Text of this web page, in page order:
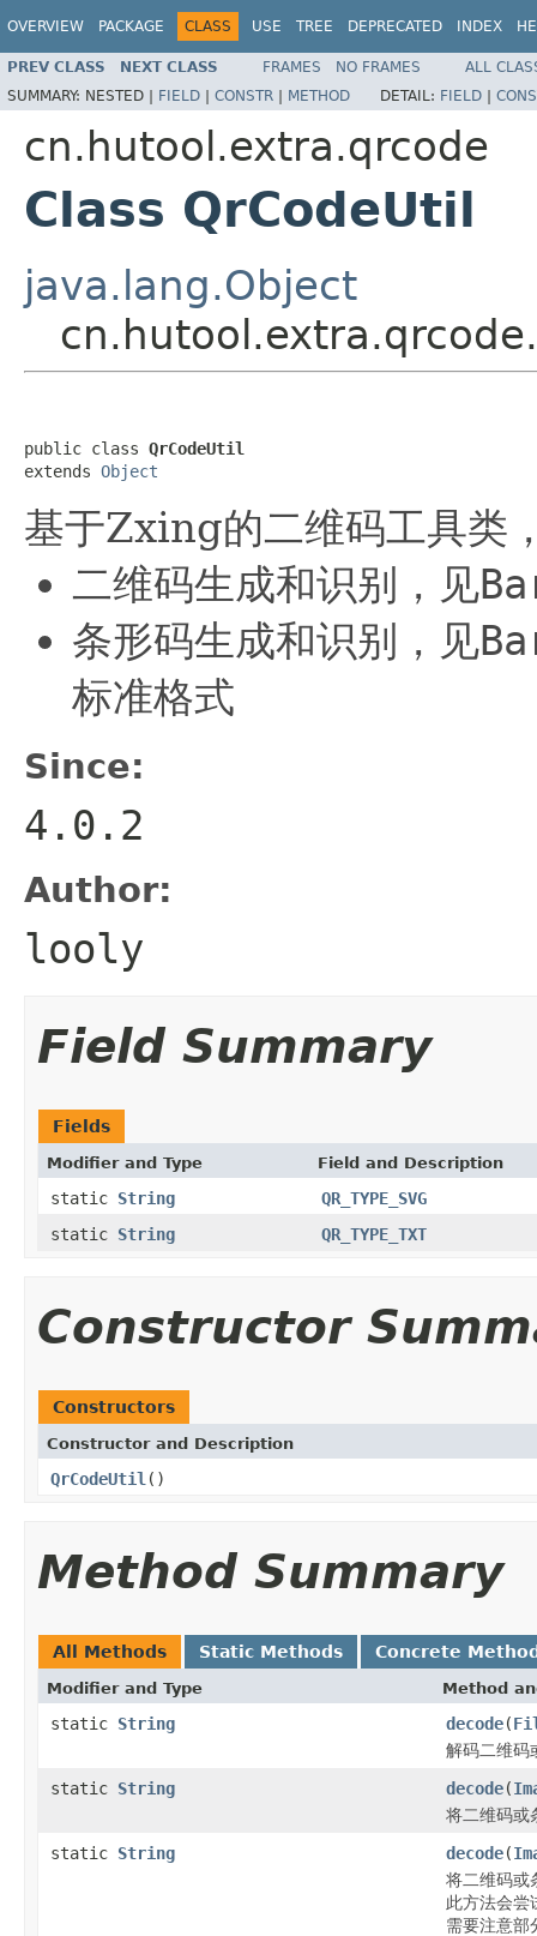
OVERVIEW PACKAGE CLASS USE TREE DEPRECATED INDEX
PREV CLASS NEXT CLASS FRAMES NO FRAMES
ALL
SUMMARY: NESTED | FIELD | CONSTR | METHOD DETAIL: FIELD |
cn.hutool.extra.qrcode
Class QrCodeUtil
java.lang.Object
public class QrCodeUtil
extends Object
基于Zxing的二维码工具类
二维码生成和识别，见
条形码生成和识别，见
标准格式
Since:
4.0.2
Author:
looly
Field Summary
Fields
Modifier and Type Field and Description
static String
QR_TYPE_SVG
static String QR_TYPE_TXT
Constructor
Constructors
Constructor and Description
QrCodeUtil ()
Method Summary
All Methods Static Methods Concrete
Modifier and Type Method
static String decode(
解码二维码
static String decode(
将二维码或
static String decode(
将二维码或
此方法会尝
需要注意